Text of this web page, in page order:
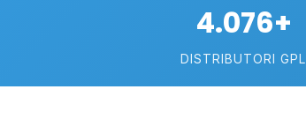
4.076+
DISTRIBUTORI GPL